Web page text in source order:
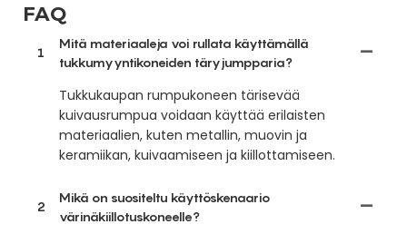
FAQ
1
Mitä materiaaleja voi rullata käyttämällä
tukkumyyntikoneiden täryjumpparia?
Tukkukaupan rumpukoneen tärisevää
kuivausrumpua voidaan käyttää erilaisten
materiaalien, kuten metallin, muovin ja
keramiikan, kuivaamiseen ja kiillottamiseen.
2
Mikä on suositeltu käyttöskenaario
värinäkiillotuskoneelle?